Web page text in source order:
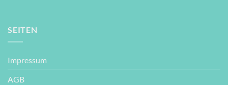
SEITEN
Impressum
AGB